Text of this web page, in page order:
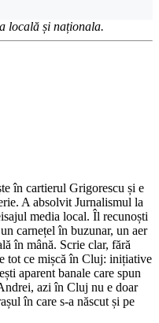
locală și naționala.
în cartierul Grigorescu și e
A absolvit Jurnalismul la
media local. Îl recunoști
carnețel în buzunar, un aer
în mână. Scrie clar, fără
tot ce mișcă în Cluj: inițiative
aparent banale care spun
azi în Cluj nu e doar
în care s-a născut și pe